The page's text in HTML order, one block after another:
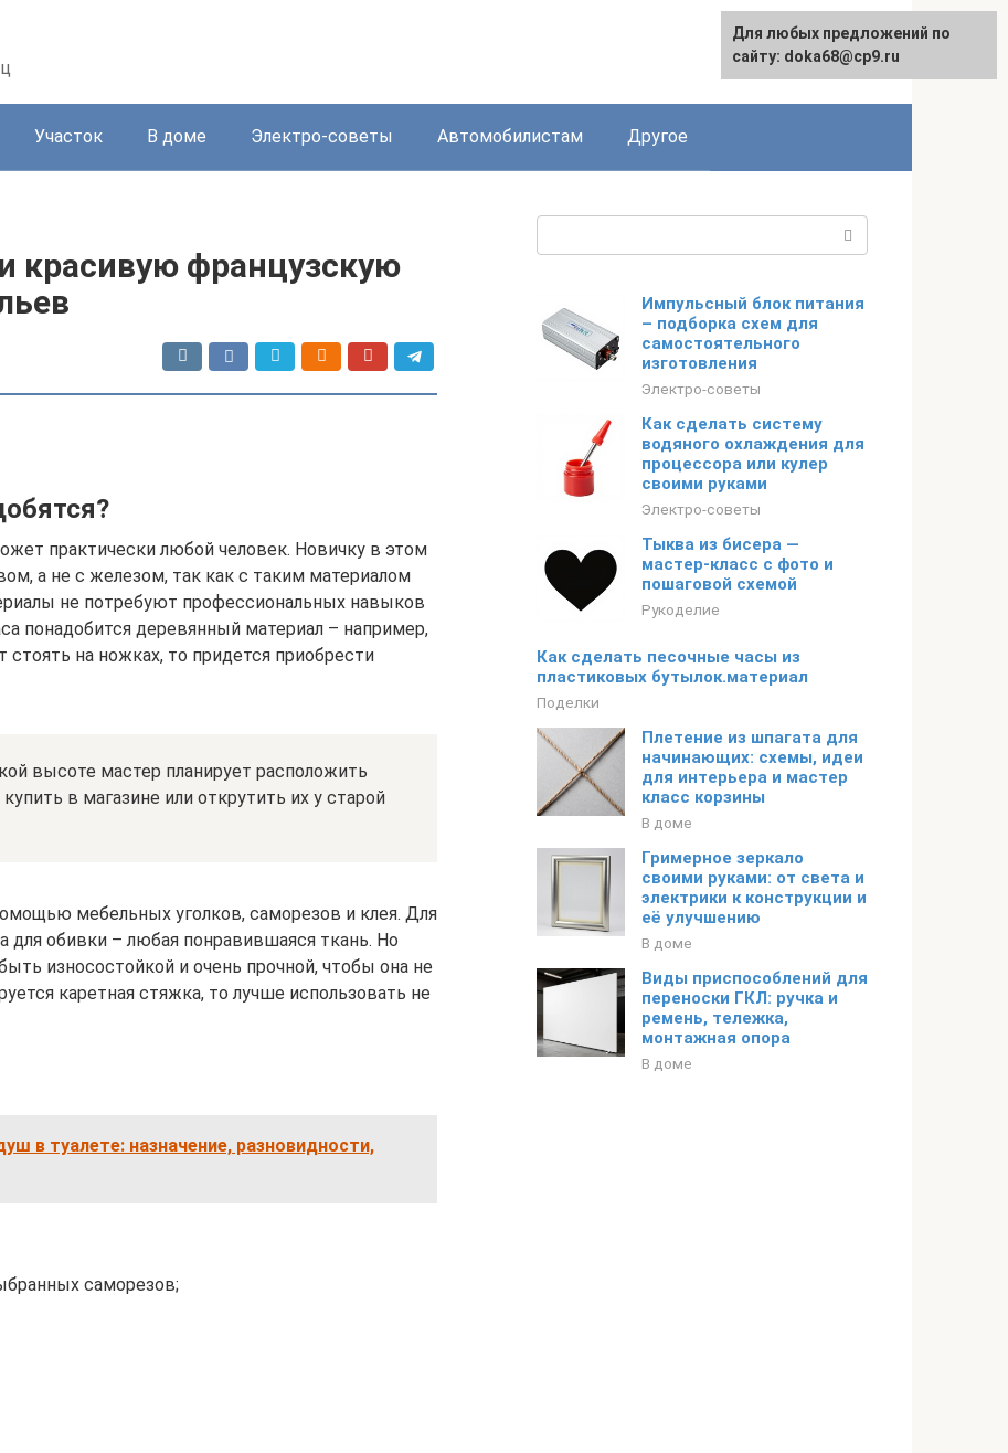
English
Участок В доме Электро-советы Автомобилистам Другое
красивую французскую
практически любой человек. Новичку в этом
а не с железом, так как с таким материалом
не потребуют профессиональных навыков
понадобится деревянный материал – например,
на ножках, то придется приобрести
высоте мастер планирует расположить
в магазине или открутить их у старой
мебельных уголков, саморезов и клея. Для
для обивки – любая понравившаяся ткань. Но
износостойкой и очень прочной, чтобы она не
каретная стяжка, то лучше использовать не
в туалете: назначение, разновидности,
саморезов;
Импульсный блок питания
– подборка схем для
самостоятельного
изготовления
Электро-советы
Как сделать систему
водяного охлаждения для
процессора или кулер
своими руками
Электро-советы
Тыква из бисера —
мастер-класс с фото и
пошаговой схемой
Рукоделие
Как сделать песочные часы из
пластиковых бутылок.материал
Поделки
Плетение из шпагата для
начинающих: схемы, идеи
для интерьера и мастер
класс корзины
В доме
Гримерное зеркало
своими руками: от света и
электрики к конструкции и
её улучшению
В доме
Виды приспособлений для
переноски ГКЛ: ручка и
ремень, тележка,
монтажная опора
В доме
Для любых предложений по
сайту: doka68@cp9.ru